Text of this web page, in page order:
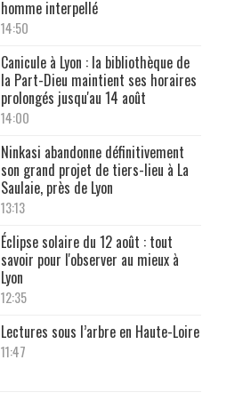
homme interpellé
14:50
Canicule à Lyon : la bibliothèque de
la Part-Dieu maintient ses horaires
prolongés jusqu'au 14 août
14:00
Ninkasi abandonne définitivement
son grand projet de tiers-lieu à La
Saulaie, près de Lyon
13:13
Éclipse solaire du 12 août : tout
savoir pour l'observer au mieux à
Lyon
12:35
Lectures sous l’arbre en Haute-Loire
11:47